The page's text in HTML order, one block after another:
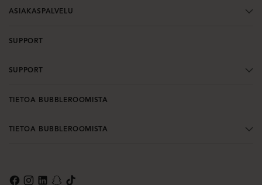
ASIAKASPALVELU
SUPPORT
SUPPORT
TIETOA BUBBLEROOMISTA
TIETOA BUBBLEROOMISTA